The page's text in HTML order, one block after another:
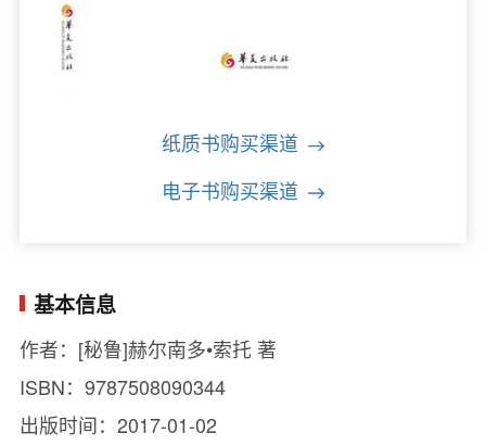
纸质书购买渠道
电子书购买渠道
基本信息
作者：[秘鲁]赫尔南多•索托 著
ISBN：9787508090344
出版时间：2017-01-02